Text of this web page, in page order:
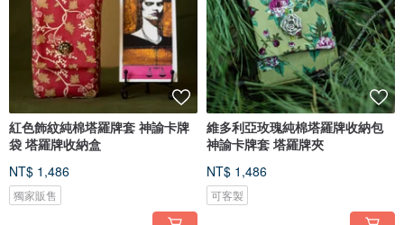
紅色飾紋純棉塔羅牌套 神諭卡牌
袋 塔羅牌收納盒
NT$ 1,486
獨家販售
維多利亞玫瑰純棉塔羅牌收納包
神諭卡牌套 塔羅牌夾
NT$ 1,486
可客製